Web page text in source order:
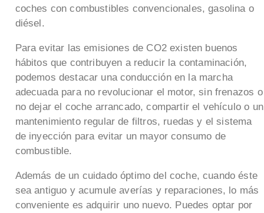
coches con combustibles convencionales, gasolina o
diésel.
Para evitar las emisiones de CO2 existen buenos
hábitos que contribuyen a reducir la contaminación,
podemos destacar una conducción en la marcha
adecuada para no revolucionar el motor, sin frenazos o
no dejar el coche arrancado, compartir el vehículo o un
mantenimiento regular de filtros, ruedas y el sistema
de inyección para evitar un mayor consumo de
combustible.
Además de un cuidado óptimo del coche, cuando éste
sea antiguo y acumule averías y reparaciones, lo más
conveniente es adquirir uno nuevo. Puedes optar por